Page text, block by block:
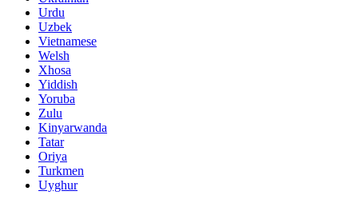
Urdu
Uzbek
Vietnamese
Welsh
Xhosa
Yiddish
Yoruba
Zulu
Kinyarwanda
Tatar
Oriya
Turkmen
Uyghur